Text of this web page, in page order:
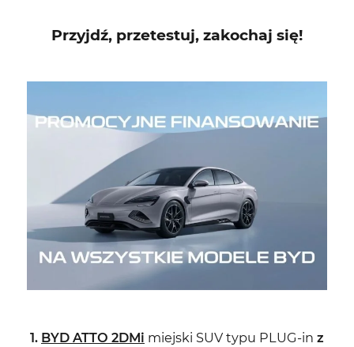
Przyjdź, przetestuj, zakochaj się!
1. BYD ATTO 2DMi miejski SUV typu PLUG-in z